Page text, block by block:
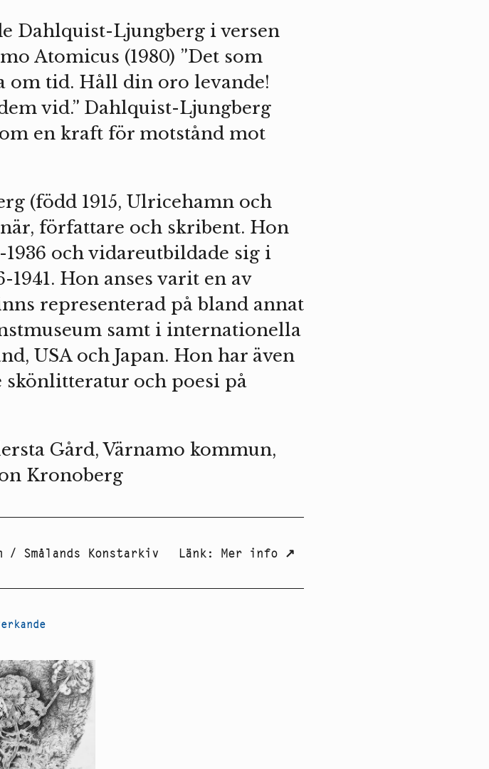
Dahlquist-Ljungberg i versen
Atomicus (1980) ”Det som
om tid. Håll din oro levande!
vid.” Dahlquist-Ljungberg
en kraft för motstånd mot
(född 1915, Ulricehamn och
författare och skribent. Hon
och vidareutbildade sig i
Hon anses varit en av
representerad på bland annat
samt i internationella
USA och Japan. Hon har även
och poesi på
Gård, Värnamo kommun,
Kronoberg
/ Smålands Konstarkiv Länk: Mer info↗